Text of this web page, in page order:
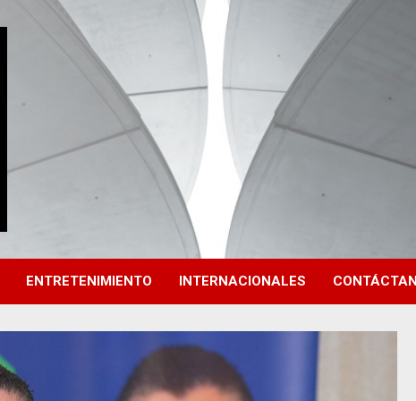
ENTRETENIMIENTO INTERNACIONALES